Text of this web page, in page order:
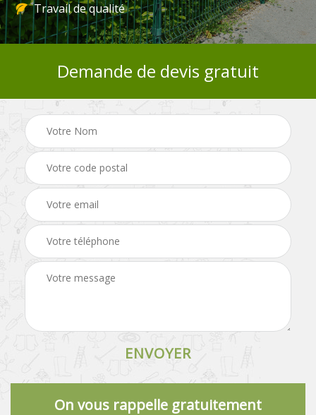
Travail de qualité
Demande de devis gratuit
On vous rappelle gratuitement